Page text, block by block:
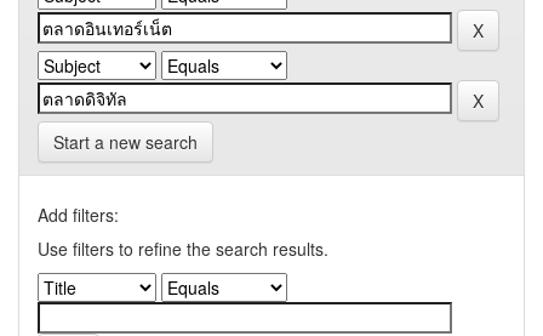
Start a new search
Add filters:
Use filters to refine the search results.